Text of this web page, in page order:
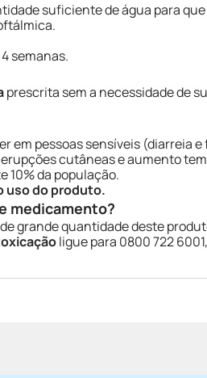
suficiente de água para
semanas.
prescrita sem a necessidade de
em pessoas sensíveis (diarreia
cutâneas e aumento
10% da população.
uso do produto.
medicamento?
de grande quantidade deste
ligue para 0800 722